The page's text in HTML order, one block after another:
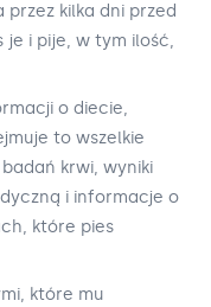
przez kilka dni przed
je i pije, w tym ilość,
o diecie,
to wszelkie
krwi, wyniki
i informacje o
które pies
które mu